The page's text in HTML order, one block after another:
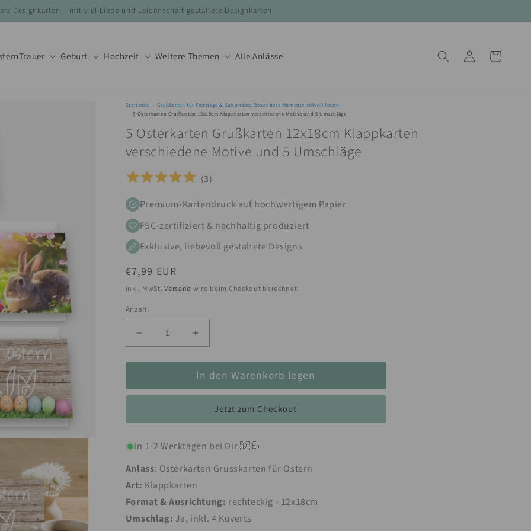
Designkarten – mit viel Liebe und Leidenschaft gestaltete Designkarten
Trauer Geburt Hochzeit Weitere Themen Alle Anlässe EinloggenWarenkorb
Startseite
Grußkarten für Feiertage & Saisonales: Besondere Momente stilvoll feiern
5 Osterkarten Grußkarten 12x18cm Klappkarten verschiedene Motive und 5 Umschläge
5 Osterkarten Grußkarten 12x18cm Klappkarten
verschiedene Motive und 5 Umschläge
(3)
Premium-Kartendruck auf hochwertigem Papier
FSC-zertifiziert & nachhaltig produziert
Exklusive, liebevoll gestaltete Designs
Normaler
Preis
€7,99 EUR
inkl. MwSt.Versand wird beim Checkout berechnet
Anzahl
Verringere
die
Menge
5
12x18cm
verschiedene
Motive
und
5
Umschläge
Erhöhe
die
Menge
für
5
Grußkarten
12x18cm
verschiedene
Motive
und
5
Umschläge
In den Warenkorb legen
Jetzt zum Checkout
In 1-2 Werktagen bei Dir 🇩🇪
Anlass: Osterkarten Grusskarten für Ostern
Art: Klappkarten
Format & Ausrichtung: rechteckig - 12x18cm
Umschlag: Ja, inkl. 4 Kuverts